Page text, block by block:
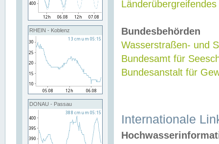
RHEIN - Koblenz
DONAU - Passau
Bundesbehörden
Wasserstraßen- und
Bundesamt für
Bundesanstalt für
Internationale